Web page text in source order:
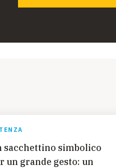
sacchettino simbolico
un grande gesto: un